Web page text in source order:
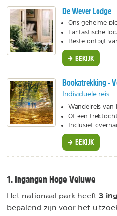
De Wever Lodge
Ons geheime
Fantastische
Beste ontbijt
BEKIJK
Bookatrekking -
Individuele reis
Wandelreis van
Of een
Inclusief
BEKIJK
1. Ingangen Hoge Veluwe
Het nationaal park heeft 3
bepalend zijn voor het